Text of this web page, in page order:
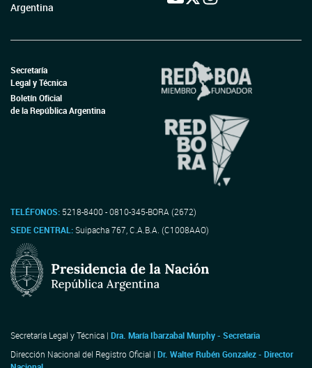
Argentina
Secretaría
Legal y Técnica
Boletín Oficial
de la República Argentina
TELÉFONOS: 5218-8400 - 0810-345-BORA (2672)
SEDE CENTRAL:Suipacha 767, C.A.B.A. (C1008AAO)
Secretaría Legal y Técnica | Dra. María Ibarzabal Murphy - Secretaria
Dirección Nacional del Registro Oficial | Dr. Walter Rubén Gonzalez - Director